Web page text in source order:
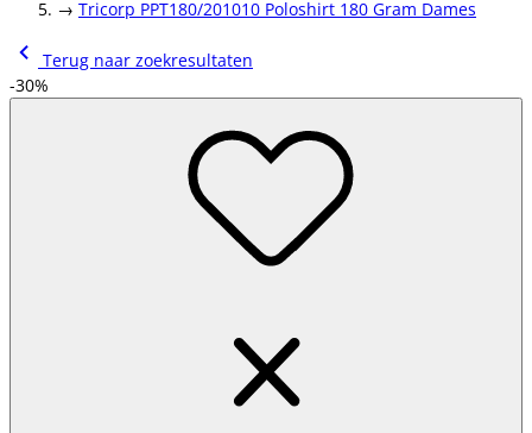
→ Tricorp PPT180/201010 Poloshirt 180 Gram Dames
Terug naar zoekresultaten
-30%